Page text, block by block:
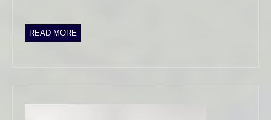
READ MORE